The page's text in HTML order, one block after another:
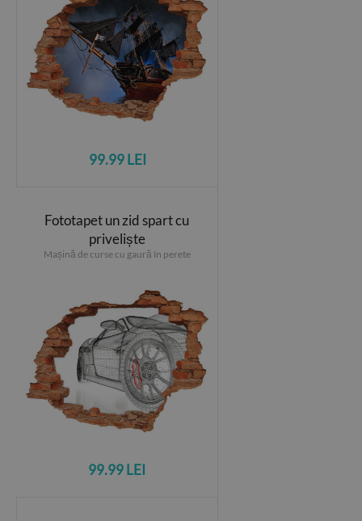
99.99 LEI
Fototapet un zid spart cu
priveliște
Mașină de curse cu gaură în perete
99.99 LEI